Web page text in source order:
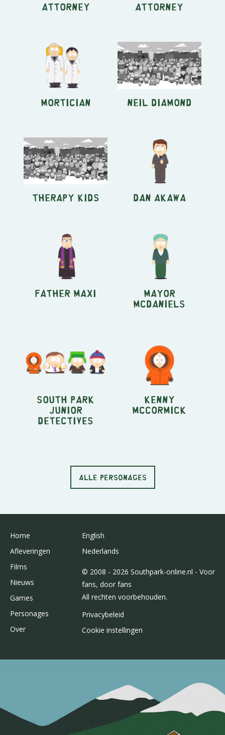
Attorney Attorney
Mortician Neil Diamond
Therapy Kids Dan Akawa
Father Maxi Mayor
McDaniels
South Park
Junior
Detectives
Kenny
McCormick
ALLE PERSONAGES
Home
Afleveringen
Films
Nieuws
Games
Personages
Over
English
Nederlands
© 2008 - 2026 Southpark-online.nl - Voor
fans, door fans
All rechten voorbehouden.
Privacybeleid
Cookie instellingen